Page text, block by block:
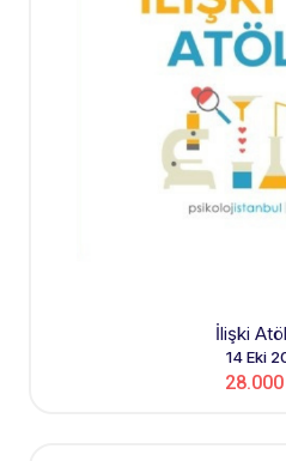
İlişki
14 Eki